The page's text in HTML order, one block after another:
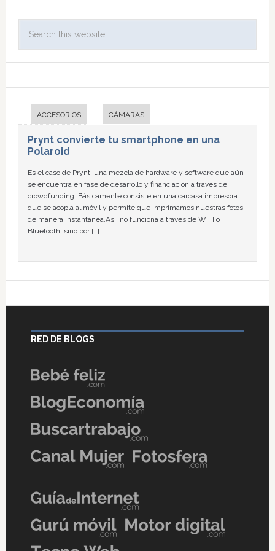
ACCESORIOS CÁMARAS
Prynt convierte tu smartphone en una
Polaroid
Es el caso de Prynt, una mezcla de hardware y software que aún
se encuentra en fase de desarrollo y financiación a través de
crowdfunding. Básicamente consiste en una carcasa impresora
que se acopla al móvil y permite que imprimamos nuestras fotos
de manera instantánea.Así, no funciona a través de WIFI o
Bluetooth, sino por […]
RED DE BLOGS